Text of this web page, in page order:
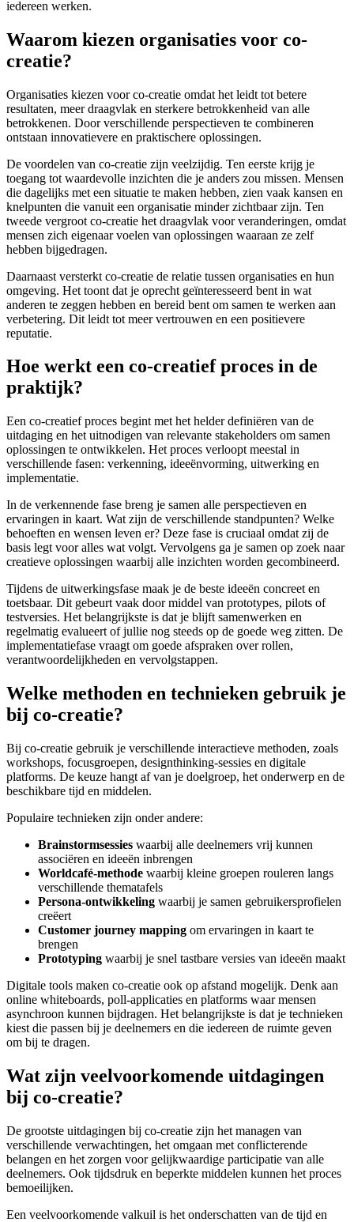
iedereen werken.
Waarom kiezen organisaties voor co-
creatie?
Organisaties kiezen voor co-creatie omdat het leidt tot betere
resultaten, meer draagvlak en sterkere betrokkenheid van alle
betrokkenen. Door verschillende perspectieven te combineren
ontstaan innovatievere en praktischere oplossingen.
De voordelen van co-creatie zijn veelzijdig. Ten eerste krijg je
toegang tot waardevolle inzichten die je anders zou missen. Mensen
die dagelijks met een situatie te maken hebben, zien vaak kansen en
knelpunten die vanuit een organisatie minder zichtbaar zijn. Ten
tweede vergroot co-creatie het draagvlak voor veranderingen, omdat
mensen zich eigenaar voelen van oplossingen waaraan ze zelf
hebben bijgedragen.
Daarnaast versterkt co-creatie de relatie tussen organisaties en hun
omgeving. Het toont dat je oprecht geïnteresseerd bent in wat
anderen te zeggen hebben en bereid bent om samen te werken aan
verbetering. Dit leidt tot meer vertrouwen en een positievere
reputatie.
Hoe werkt een co-creatief proces in de
praktijk?
Een co-creatief proces begint met het helder definiëren van de
uitdaging en het uitnodigen van relevante stakeholders om samen
oplossingen te ontwikkelen. Het proces verloopt meestal in
verschillende fasen: verkenning, ideeënvorming, uitwerking en
implementatie.
In de verkennende fase breng je samen alle perspectieven en
ervaringen in kaart. Wat zijn de verschillende standpunten? Welke
behoeften en wensen leven er? Deze fase is cruciaal omdat zij de
basis legt voor alles wat volgt. Vervolgens ga je samen op zoek naar
creatieve oplossingen waarbij alle inzichten worden gecombineerd.
Tijdens de uitwerkingsfase maak je de beste ideeën concreet en
toetsbaar. Dit gebeurt vaak door middel van prototypes, pilots of
testversies. Het belangrijkste is dat je blijft samenwerken en
regelmatig evalueert of jullie nog steeds op de goede weg zitten. De
implementatiefase vraagt om goede afspraken over rollen,
verantwoordelijkheden en vervolgstappen.
Welke methoden en technieken gebruik je
bij co-creatie?
Bij co-creatie gebruik je verschillende interactieve methoden, zoals
workshops, focusgroepen, designthinking-sessies en digitale
platforms. De keuze hangt af van je doelgroep, het onderwerp en de
beschikbare tijd en middelen.
Populaire technieken zijn onder andere:
Brainstormsessies waarbij alle deelnemers vrij kunnen
associëren en ideeën inbrengen
Worldcafé-methode waarbij kleine groepen rouleren langs
verschillende thematafels
Persona-ontwikkeling waarbij je samen gebruikersprofielen
creëert
Customer journey mapping om ervaringen in kaart te
brengen
Prototyping waarbij je snel tastbare versies van ideeën maakt
Digitale tools maken co-creatie ook op afstand mogelijk. Denk aan
online whiteboards, poll-applicaties en platforms waar mensen
asynchroon kunnen bijdragen. Het belangrijkste is dat je technieken
kiest die passen bij je deelnemers en die iedereen de ruimte geven
om bij te dragen.
Wat zijn veelvoorkomende uitdagingen
bij co-creatie?
De grootste uitdagingen bij co-creatie zijn het managen van
verschillende verwachtingen, het omgaan met conflicterende
belangen en het zorgen voor gelijkwaardige participatie van alle
deelnemers. Ook tijdsdruk en beperkte middelen kunnen het proces
bemoeilijken.
Een veelvoorkomende valkuil is het onderschatten van de tijd en